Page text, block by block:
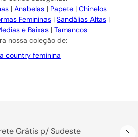
| Anabelas | Papete | Chinelos
Femininas | Sandálias Altas |
e Baixas| Tamancos
nossa coleção de:
country feminina
Grátis p/ Sudeste